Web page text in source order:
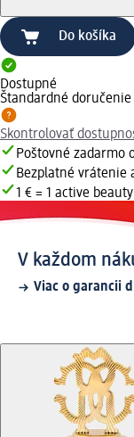
Do košíka
Dostupné
Štandardné
Skontrolovať
Poštovné zadarmo
Bezplatné vrátenie
1 € = 1 active
V každom
Viac o garancii